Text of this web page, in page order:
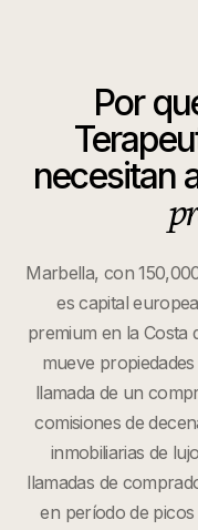
Por
necesitan
Marbella, con
es capital
premium en la Costa
mueve
llamada de un
comisiones de
inmobiliarias de
llamadas de
en período de